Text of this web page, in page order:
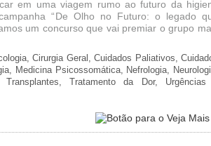
em uma viagem rumo ao futuro da
“De Olho no Futuro: o legado
um concurso que vai premiar o grupo
Cirurgia Geral, Cuidados Paliativos,
Medicina Psicossomática, Nefrologia,
Transplantes, Tratamento da Dor,